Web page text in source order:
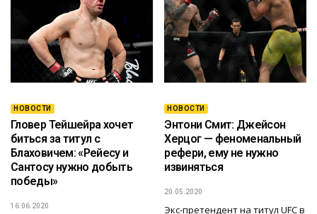
НОВОСТИ
Гловер Тейшейра хочет
биться за титул с
Блаховичем: «Рейесу и
Сантосу нужно добыть
победы»
16.06.2020
НОВОСТИ
Энтони Смит: Джейсон
Херцог — феноменальный
рефери, ему не нужно
извиняться
20.05.2020
Экс-претендент на титул UFC в